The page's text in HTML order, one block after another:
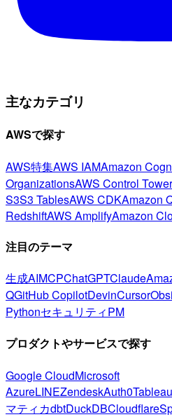
主なカテゴリ
AWSで探す
AWS特集AWS IAMAmazon
OrganizationsAWS Control Tower
S3S3 TablesAWS CDKAmazon
RedshiftAWS AmplifyAmazon
注目のテーマ
生成AIMCPChatGPTClaude
QGitHub CopilotDevinCursor
PythonセキュリティPM
プロダクトやサービスで探す
Google CloudMicrosoft
AzureLINEZendeskAuth0Tableau
マティカdbtDuckDBCloudflare